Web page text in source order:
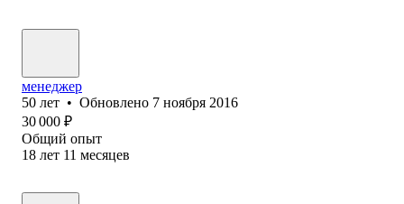
менеджер
50 лет • Обновлено 7 ноября 2016
30 000 ₽
Общий опыт
18 лет 11 месяцев